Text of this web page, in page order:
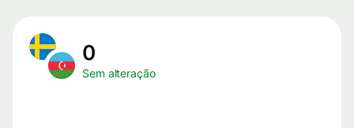
0
Sem alteração